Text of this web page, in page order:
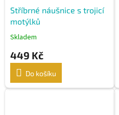
Stříbrné náušnice s trojicí
motýlků
Skladem
449 Kč
Do košíku